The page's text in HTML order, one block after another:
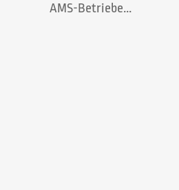
AMS-Betriebe...